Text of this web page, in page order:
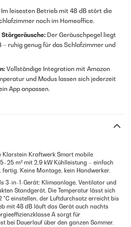
Im leisesten Betrieb mit 48 dB stört die
noch im Homeoffice.
Der Geräuschpegel liegt
ruhig genug für das Schlafzimmer und
Vollständige Integration mit Amazon
und Modus lassen sich jederzeit
App anpassen.
Klarstein Kraftwerk Smart mobile
m² mit 2,9 kW Kühlleistung – einfach
Keine Montage, kein Handwerker.
3-in-1-Gerät: Klimaanlage, Ventilator und
Standgerät. Die Temperatur lässt sich
°C einstellen, der Luftdurchsatz erreicht bis
mit 48 dB läuft das Gerät auch nachts
A sorgt für
bei Dauerlauf über den ganzen Sommer.